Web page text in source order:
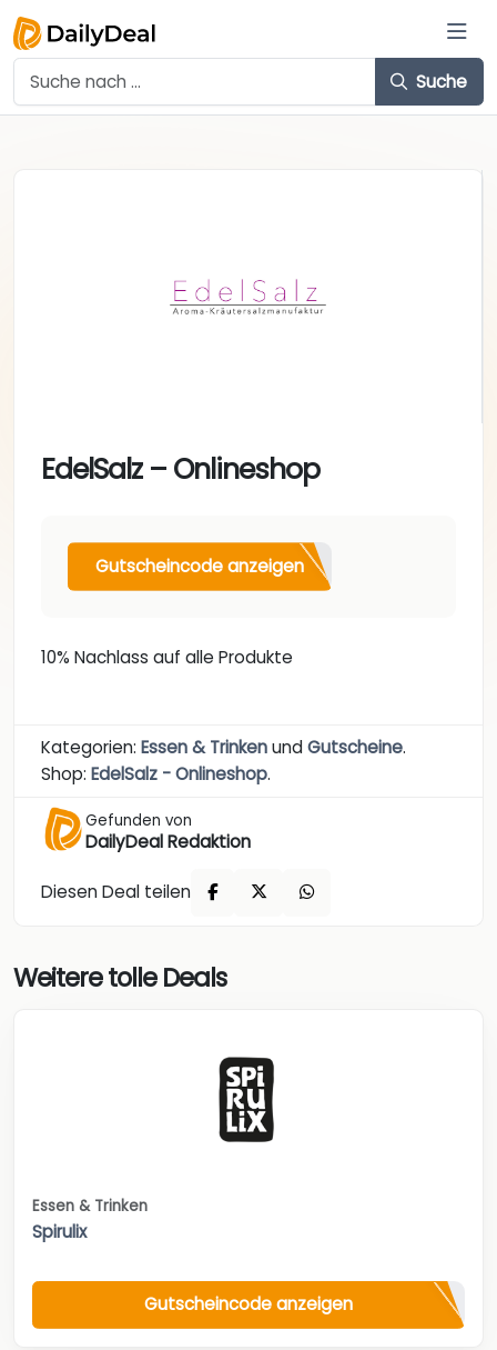
Suche
EdelSalz – Onlineshop
Gutscheincode anzeigen
10% Nachlass auf alle Produkte
Kategorien: Essen & TrinkenundGutscheine.
Shop: EdelSalz - Onlineshop.
Gefunden von
DailyDeal Redaktion
Diesen Deal teilen
Weitere tolle Deals
Essen & Trinken
Spirulix
Gutscheincode anzeigen